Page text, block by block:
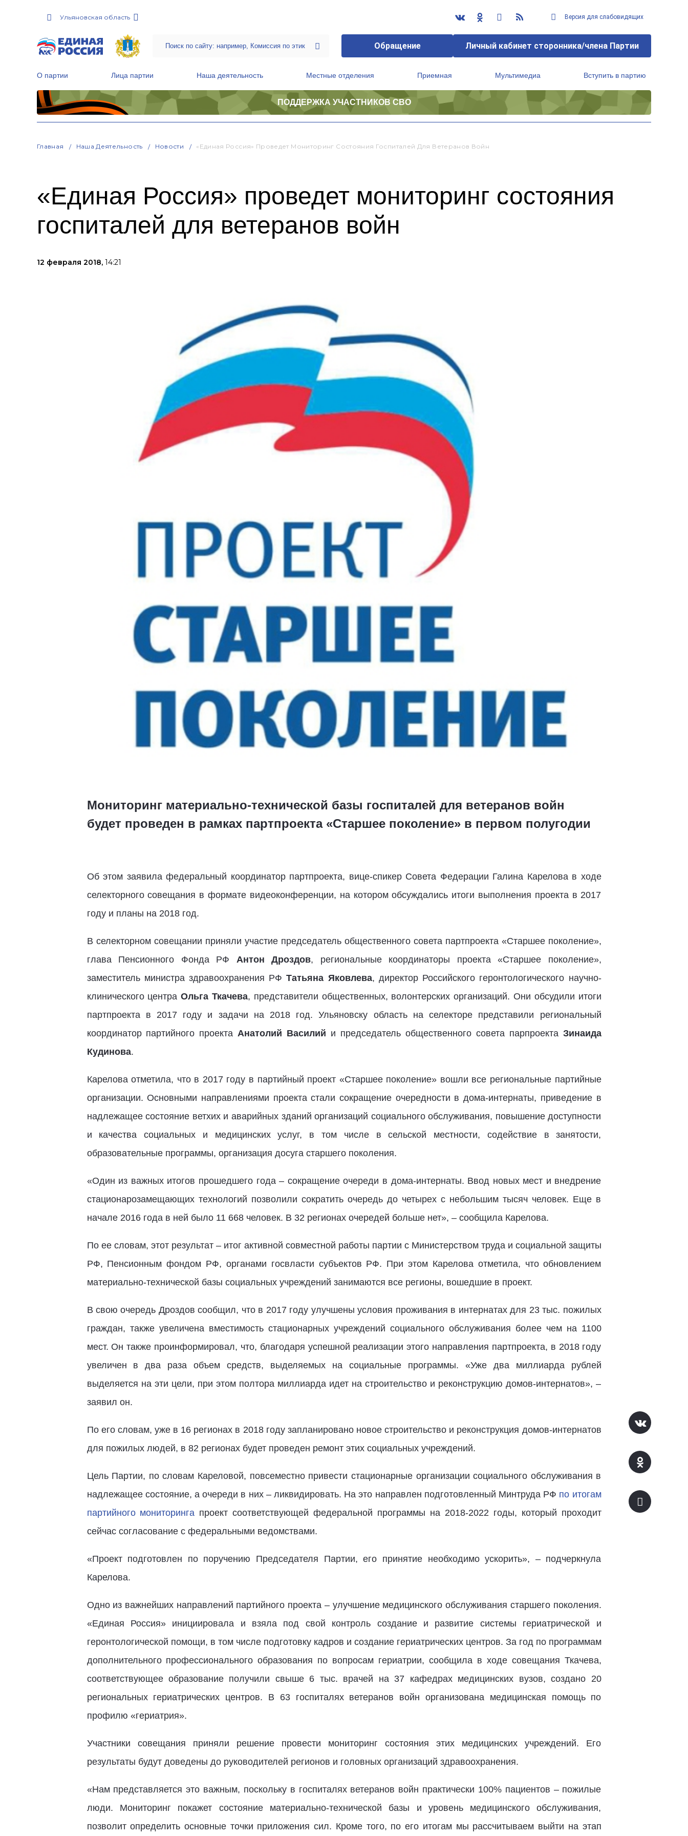
Ульяновская область Версия для слабовидящих
Обращение Личный кабинет сторонника/члена Партии
О партии Лица партии Наша деятельность Местные отделения Приемная Мультимедиа Вступить в партию
ПОДДЕРЖКА УЧАСТНИКОВ СВО
Главная Наша Деятельность Новости «Единая Россия» Проведет Мониторинг Состояния Госпиталей Для Ветеранов Войн
«Единая Россия» проведет мониторинг состояния
госпиталей для ветеранов войн
12 февраля 2018, 14:21
Мониторинг материально-технической базы госпиталей для ветеранов войн
будет проведен в рамках партпроекта «Старшее поколение» в первом полугодии
Об этом заявила федеральный координатор партпроекта, вице-спикер Совета Федерации Галина Карелова в ходе
селекторного совещания в формате видеоконференции, на котором обсуждались итоги выполнения проекта в 2017
году и планы на 2018 год.
В селекторном совещании приняли участие председатель общественного совета партпроекта «Старшее поколение»,
глава Пенсионного Фонда РФ Антон Дроздов, региональные координаторы проекта «Старшее поколение»,
заместитель министра здравоохранения РФТатьяна Яковлева, директор Российского геронтологического научно-
клинического центраОльга Ткачева, представители общественных, волонтерских организаций. Они обсудили итоги
партпроекта в 2017 году и задачи на 2018 год. Ульяновску область на селекторе представили региональный
координатор партийного проектаАнатолий Василий и председатель общественного совета парпроекта Зинаида
Кудинова.
Карелова отметила, что в 2017 году в партийный проект «Старшее поколение» вошли все региональные партийные
организации. Основными направлениями проекта стали сокращение очередности в дома-интернаты, приведение в
надлежащее состояние ветхих и аварийных зданий организаций социального обслуживания, повышение доступности
и качества социальных и медицинских услуг, в том числе в сельской местности, содействие в занятости,
образовательные программы, организация досуга старшего поколения.
«Один из важных итогов прошедшего года – сокращение очереди в дома-интернаты. Ввод новых мест и внедрение
стационарозамещающих технологий позволили сократить очередь до четырех с небольшим тысяч человек. Еще в
начале 2016 года в ней было 11 668 человек. В 32 регионах очередей больше нет», – сообщила Карелова.
По ее словам, этот результат – итог активной совместной работы партии с Министерством труда и социальной защиты
РФ, Пенсионным фондом РФ, органами госвласти субъектов РФ. При этом Карелова отметила, что обновлением
материально-технической базы социальных учреждений занимаются все регионы, вошедшие в проект.
В свою очередь Дроздов сообщил, что в 2017 году улучшены условия проживания в интернатах для 23 тыс. пожилых
граждан, также увеличена вместимость стационарных учреждений социального обслуживания более чем на 1100
мест. Он также проинформировал, что, благодаря успешной реализации этого направления партпроекта, в 2018 году
увеличен в два раза объем средств, выделяемых на социальные программы. «Уже два миллиарда рублей
выделяется на эти цели, при этом полтора миллиарда идет на строительство и реконструкцию домов-интернатов», –
заявил он.
По его словам, уже в 16 регионах в 2018 году запланировано новое строительство и реконструкция домов-интернатов
для пожилых людей, в 82 регионах будет проведен ремонт этих социальных учреждений.
Цель Партии, по словам Кареловой, повсеместно привести стационарные организации социального обслуживания в
надлежащее состояние, а очереди в них – ликвидировать. На это направлен подготовленный Минтруда РФ по итогам
партийного мониторинга проект соответствующей федеральной программы на 2018-2022 годы, который проходит
сейчас согласование с федеральными ведомствами.
«Проект подготовлен по поручению Председателя Партии, его принятие необходимо ускорить», – подчеркнула
Карелова.
Одно из важнейших направлений партийного проекта – улучшение медицинского обслуживания старшего поколения.
«Единая Россия» инициировала и взяла под свой контроль создание и развитие системы гериатрической и
геронтологической помощи, в том числе подготовку кадров и создание гериатрических центров. За год по программам
дополнительного профессионального образования по вопросам гериатрии, сообщила в ходе совещания Ткачева,
соответствующее образование получили свыше 6 тыс. врачей на 37 кафедрах медицинских вузов, создано 20
региональных гериатрических центров. В 63 госпиталях ветеранов войн организована медицинская помощь по
профилю «гериатрия».
Участники совещания приняли решение провести мониторинг состояния этих медицинских учреждений. Его
результаты будут доведены до руководителей регионов и головных организаций здравоохранения.
«Нам представляется это важным, поскольку в госпиталях ветеранов войн практически 100% пациентов – пожилые
люди. Мониторинг покажет состояние материально-технической базы и уровень медицинского обслуживания,
позволит определить основные точки приложения сил. Кроме того, по его итогам мы рассчитываем выйти на этап